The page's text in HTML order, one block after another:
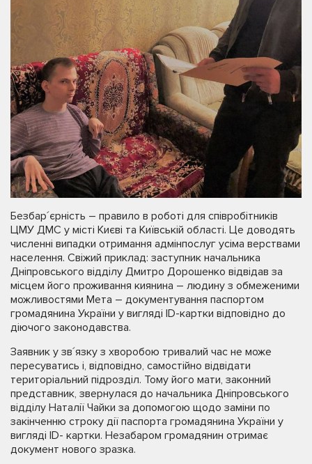
Безбар´єрність – правило в роботі для співробітників
ЦМУ ДМС у місті Києві та Київській області. Це доводять
численні випадки отримання адмінпослуг усіма верствами
населення. Свіжий приклад: заступник начальника
Дніпровського відділу Дмитро Дорошенко відвідав за
місцем його проживання киянина – людину з обмеженими
можливостями Мета – документування паспортом
громадянина України у вигляді ID-картки відповідно до
діючого законодавства.
Заявник у зв´язку з хворобою тривалий час не може
пересуватись і, відповідно, самостійно відвідати
територіальний підрозділ. Тому його мати, законний
представник, звернулася до начальника Дніпровського
відділу Наталії Чайки за допомогою щодо заміни по
закінченню строку дії паспорта громадянина України у
вигляді ID- картки. Незабаром громадянин отримає
документ нового зразка.